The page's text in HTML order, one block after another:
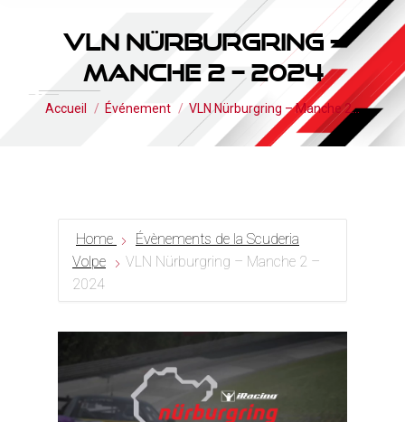
VLN Nürburgring –
Manche 2 – 2024
Vous êtes ici :
Accueil Événement VLN Nürburgring – Manche 2…
Home
Évènements de la Scuderia
Volpe
VLN Nürburgring – Manche 2 –
2024